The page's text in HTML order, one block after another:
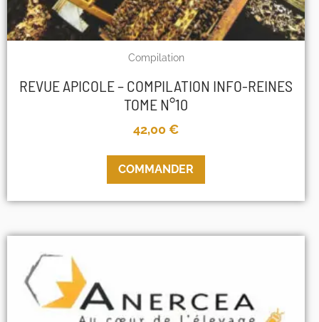
Compilation
REVUE APICOLE – COMPILATION INFO-REINES
TOME N°10
42,00€
COMMANDER